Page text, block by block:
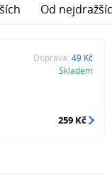
Od
Doprava: 49 Kč
Skladem
259 Kč